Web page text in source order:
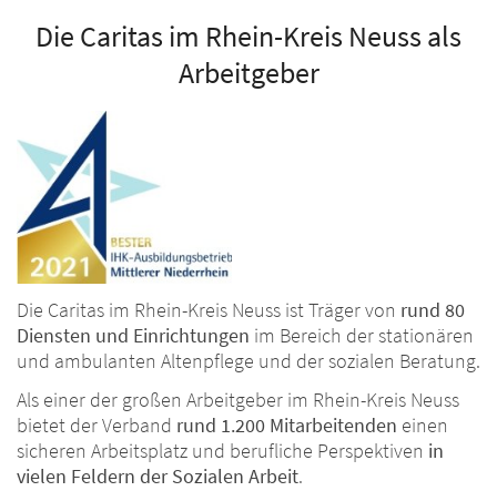
Die Caritas im Rhein-Kreis Neuss als
Arbeitgeber
Die Caritas im Rhein-Kreis Neuss ist Träger von rund 80
Diensten und Einrichtungen im Bereich der stationären
und ambulanten Altenpflege und der sozialen Beratung.
Als einer der großen Arbeitgeber im Rhein-Kreis Neuss
bietet der Verband rund 1.200 Mitarbeitenden einen
sicheren Arbeitsplatz und berufliche Perspektiven in
vielen Feldern der Sozialen Arbeit.